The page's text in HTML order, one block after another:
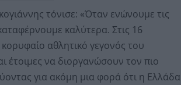
τόνισε: «Όταν ενώνουμε τις
καλύτερα. Στις 16
αθλητικό γεγονός του
έτοιμες να διοργανώσουν τον πιο
για ακόμη μια φορά ότι η Ελλάδα